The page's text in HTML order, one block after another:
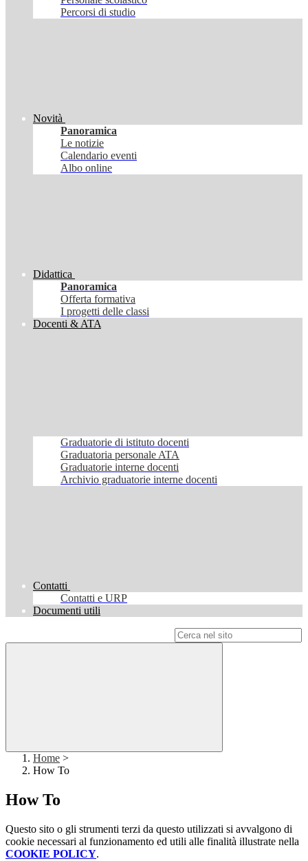
Percorsi di studio
Novità
Panoramica
Le notizie
Calendario eventi
Albo online
Didattica
Panoramica
Offerta formativa
I progetti delle classi
Docenti & ATA
Graduatorie di istituto docenti
Graduatoria personale ATA
Graduatorie interne docenti
Archivio graduatorie interne docenti
Contatti
Contatti e URP
Documenti utili
Home >
How To
How To
Questo sito o gli strumenti terzi da questo utilizzati si avvalgono di
cookie necessari al funzionamento ed utili alle finalità illustrate nella
COOKIE POLICY.